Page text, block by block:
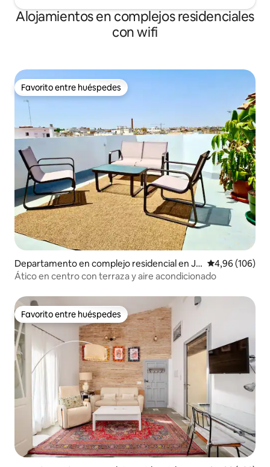
Alojamientos en complejos residenciales
con wifi
Favorito entre huéspedes
Favorito entre huéspedes
Departamento en complejo residencial en Je
rez de la Frontera
Calificación
4,96 (106)
Ático en centro con terraza y aire acondicionado
Favorito entre huéspedes
Favorito entre huéspedes